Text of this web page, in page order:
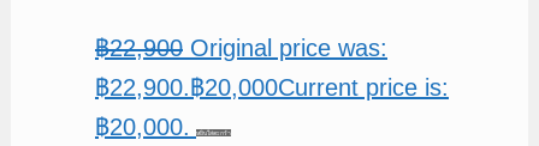
฿22,900 Original price was:
฿22,900.฿20,000Current price is:
฿20,000.
หยิบใส่ตะกร้า